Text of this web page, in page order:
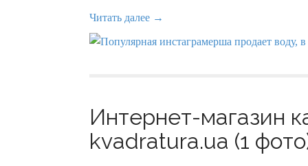
Читать далее →
Интернет-магазин
kvadratura.ua (1